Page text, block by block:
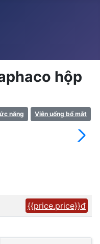
hộp
năng Viên uống bổ mắt
{{price.price}}đ